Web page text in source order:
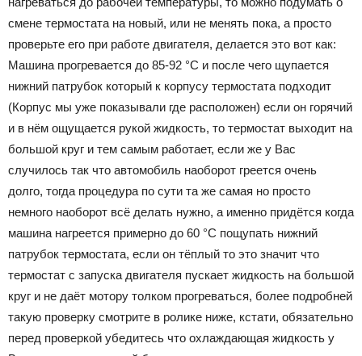
смене термостата на новый, или не менять пока, а просто
проверьте его при работе двигателя, делается это вот как:
Машина прогревается до 85-92 °С и после чего щупается
нижний патрубок который к корпусу термостата подходит
(Корпус мы уже показывали где расположен) если он горячий
и в нём ощущается рукой жидкость, то термостат выходит на
большой круг и тем самым работает, если же у Вас
случилось так что автомобиль наоборот греется очень
долго, тогда процедура по сути та же самая но просто
немного наоборот всё делать нужно, а именно придётся когда
машина нагреется примерно до 60 °С пощупать нижний
патрубок термостата, если он тёплый то это значит что
термостат с запуска двигателя пускает жидкость на большой
круг и не даёт мотору толком прогреваться, более подробней
такую проверку смотрите в ролике ниже, кстати, обязательно
перед проверкой убедитесь что охлаждающая жидкость у